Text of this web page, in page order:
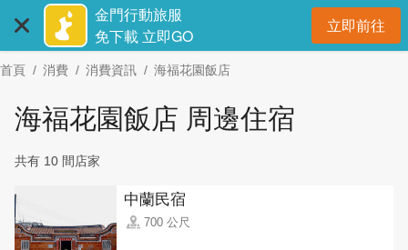
主
要
金門行動旅服
免下載 立即GO
立即前往開
首頁 消費 消費資訊 海福花園飯店
海福花園飯店 周邊住宿
共有 10 間店家
中蘭民宿
700 公尺